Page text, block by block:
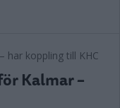
Kalmar –